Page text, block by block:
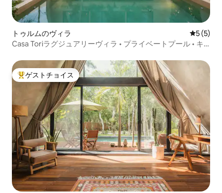
トゥルムのヴィラ レビュー
5 (5)
Casa Toriラグジュアリーヴィラ • プライベートプール • キ
大好評のゲストチョイスです。
ゲストチョイス